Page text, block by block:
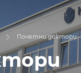
Почетни доктори